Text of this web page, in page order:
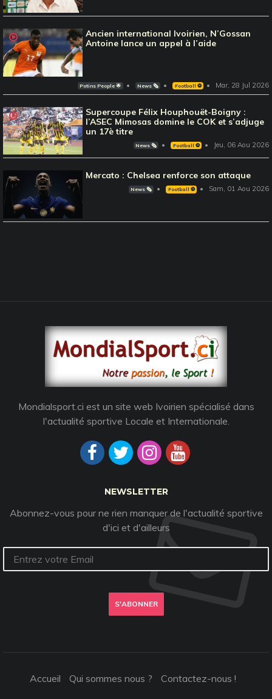
Ancien international Ivoirien, N’Gossan
Antoine lance un appel à l’aide
Potins People 🌟 News 🗞️ Football ⚽️ Mar, 28 Jul 2026
Supercoupe Félix Houphouët-Boigny :
l’ASEC Mimosas domine le COK et s’adjuge
un 17è titre
News 🗞️ Football ⚽️ Jeu, 06 Aou 2026
Mercato : Chelsea renforce son attaque
News 🗞️ Football ⚽️ Sam, 01 Aou 2026
Mondialsport.ci est un site web Ivoirien spécialisé dans
l'actualité sportive Locale et Internationale.
NEWSLETTER
Abonnez-vous pour ne rien manquer de l'actualité sportive
d'ici et d'ailleurs
S'ABONNER
Accueil Qui sommes nous ? Contactez-nous !